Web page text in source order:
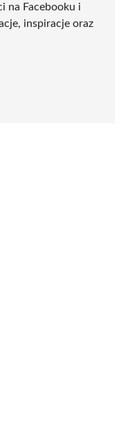
na Facebooku i
inspiracje oraz